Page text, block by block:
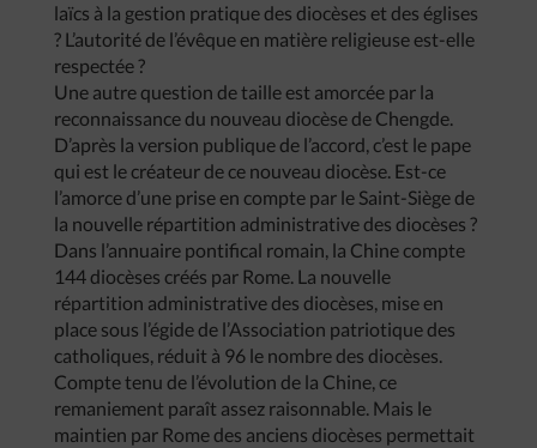
laïcs à la gestion pratique des diocèses et des églises
? L’autorité de l’évêque en matière religieuse est-elle
respectée ?
Une autre question de taille est amorcée par la
reconnaissance du nouveau diocèse de Chengde.
D’après la version publique de l’accord, c’est le pape
qui est le créateur de ce nouveau diocèse. Est-ce
l’amorce d’une prise en compte par le Saint-Siège de
la nouvelle répartition administrative des diocèses ?
Dans l’annuaire pontifical romain, la Chine compte
144 diocèses créés par Rome. La nouvelle
répartition administrative des diocèses, mise en
place sous l’égide de l’Association patriotique des
catholiques, réduit à 96 le nombre des diocèses.
Compte tenu de l’évolution de la Chine, ce
remaniement paraît assez raisonnable. Mais le
maintien par Rome des anciens diocèses permettait